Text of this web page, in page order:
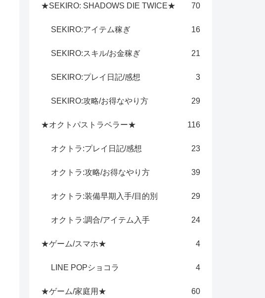
★SEKIRO: SHADOWS DIE TWICE★ 70
SEKIRO:アイテム稼ぎ 16
SEKIRO:スキル/お金稼ぎ 21
SEKIRO:プレイ日記/感想 3
SEKIRO:攻略/お得なやり方 29
★オクトパストラベラー★ 116
オクトラ:プレイ日記/感想 23
オクトラ:攻略/お得なやり方 39
オクトラ:装備早期入手/目的別 29
オクトラ:調合/アイテム入手 24
★ゲーム/スマホ★ 4
LINE POPショコラ 4
★ゲーム/家庭用★ 60